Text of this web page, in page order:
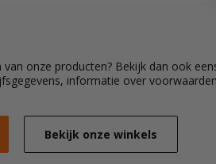
van onze producten? Bekijk dan ook
informatie over
Bekijk onze winkels